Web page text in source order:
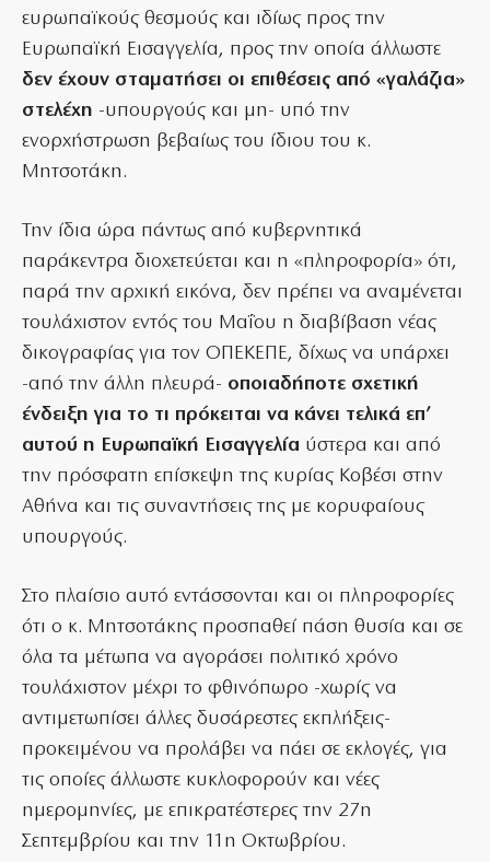
ευρωπαϊκούς θεσμούς και ιδίως προς την
Ευρωπαϊκή Εισαγγελία, προς την οποία άλλωστε
δεν έχουν σταματήσει οι επιθέσεις από «γαλάζια»
στελέχη -υπουργούς και μη- υπό την
ενορχήστρωση βεβαίως του ίδιου του κ.
Μητσοτάκη.
Την ίδια ώρα πάντως από κυβερνητικά
παράκεντρα διοχετεύεται και η «πληροφορία» ότι,
παρά την αρχική εικόνα, δεν πρέπει να αναμένεται
τουλάχιστον εντός του Μαΐου η διαβίβαση νέας
δικογραφίας για τον ΟΠΕΚΕΠΕ, δίχως να υπάρχει
-από την άλλη πλευρά- οποιαδήποτε σχετική
ένδειξη για το τι πρόκειται να κάνει τελικά επ’
αυτού η Ευρωπαϊκή Εισαγγελία ύστερα και από
την πρόσφατη επίσκεψη της κυρίας Κοβέσι στην
Αθήνα και τις συναντήσεις της με κορυφαίους
υπουργούς.
Στο πλαίσιο αυτό εντάσσονται και οι πληροφορίες
ότι ο κ. Μητσοτάκης προσπαθεί πάση θυσία και σε
όλα τα μέτωπα να αγοράσει πολιτικό χρόνο
τουλάχιστον μέχρι το φθινόπωρο -χωρίς να
αντιμετωπίσει άλλες δυσάρεστες εκπλήξεις-
προκειμένου να προλάβει να πάει σε εκλογές, για
τις οποίες άλλωστε κυκλοφορούν και νέες
ημερομηνίες, με επικρατέστερες την 27η
Σεπτεμβρίου και την 11η Οκτωβρίου.